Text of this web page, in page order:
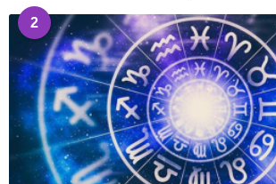
2